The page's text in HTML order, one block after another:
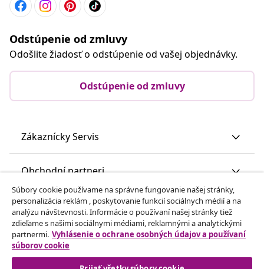
Odstúpenie od zmluvy
Odošlite žiadosť o odstúpenie od vašej objednávky.
Odstúpenie od zmluvy
Zákaznícky Servis
Obchodní partneri
vidaXL
Nájdite viac
Súbory cookie používame na správne fungovanie našej stránky,
personalizácia reklám , poskytovanie funkcií sociálnych médií a na
analýzu návštevnosti. Informácie o používaní našej stránky tiež
zdieľame s našimi sociálnymi médiami, reklamnými a analytickými
partnermi. Vyhlásenie o ochrane osobných údajov a používaní
súborov cookie